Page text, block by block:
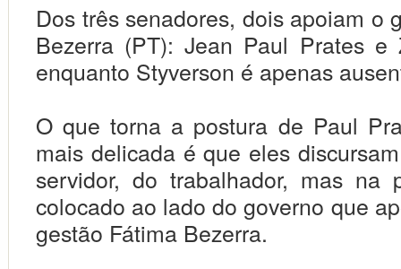
Dos três senadores, dois apoiam o
Bezerra (PT): Jean Paul Prates e
enquanto Styverson é apenas
O que torna a postura de Paul
mais delicada é que eles
servidor, do trabalhador, mas na
colocado ao lado do governo que
gestão Fátima Bezerra.